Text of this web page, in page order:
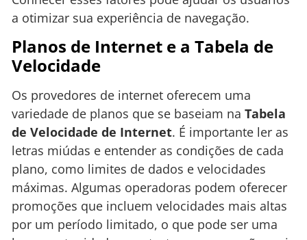
a otimizar sua experiência de navegação.
Planos de Internet e a Tabela de
Velocidade
Os provedores de internet oferecem uma
variedade de planos que se baseiam na Tabela
de Velocidade de Internet. É importante ler as
letras miúdas e entender as condições de cada
plano, como limites de dados e velocidades
máximas. Algumas operadoras podem oferecer
promoções que incluem velocidades mais altas
por um período limitado, o que pode ser uma